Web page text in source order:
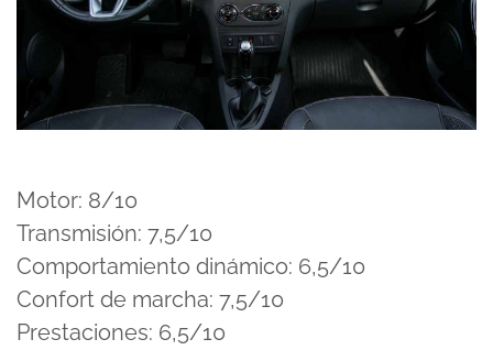
Motor: 8/10
Transmisión: 7,5/10
Comportamiento dinámico: 6,5/10
Confort de marcha: 7,5/10
Prestaciones: 6,5/10